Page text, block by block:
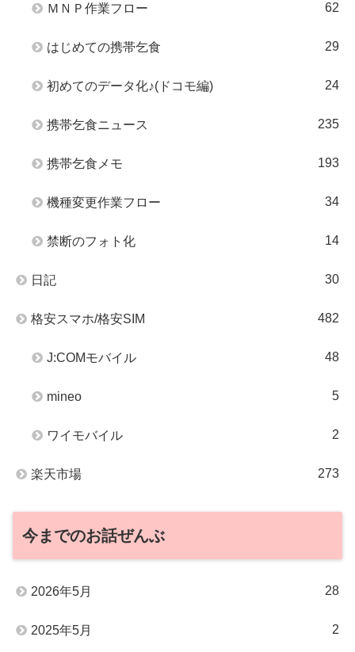
ＭＮＰ作業フロー 62
はじめての携帯乞食 29
初めてのデータ化♪(ドコモ編) 24
携帯乞食ニュース 235
携帯乞食メモ 193
機種変更作業フロー 34
禁断のフォト化 14
日記 30
格安スマホ/格安SIM 482
J:COMモバイル 48
mineo 5
ワイモバイル 2
楽天市場 273
今までのお話ぜんぶ
2026年5月 28
2025年5月 2